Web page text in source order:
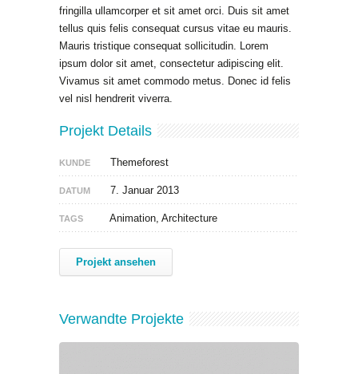
fringilla ullamcorper et sit amet orci. Duis sit amet
tellus quis felis consequat cursus vitae eu mauris.
Mauris tristique consequat sollicitudin. Lorem
ipsum dolor sit amet, consectetur adipiscing elit.
Vivamus sit amet commodo metus. Donec id felis
vel nisl hendrerit viverra.
Projekt Details
KUNDE Themeforest
DATUM 7. Januar 2013
TAGS Animation, Architecture
Projekt ansehen
Verwandte Projekte